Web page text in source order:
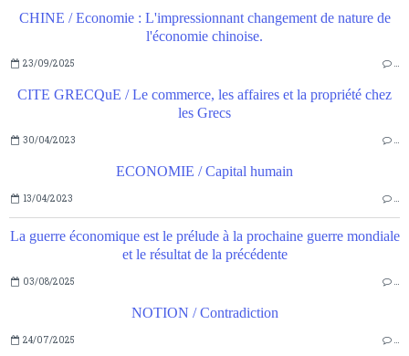
CHINE / Economie : L'impressionnant changement de nature de
l'économie chinoise.
23/09/2025 …
CITE GRECQuE / Le commerce, les affaires et la propriété chez
les Grecs
30/04/2023 …
ECONOMIE / Capital humain
13/04/2023 …
La guerre économique est le prélude à la prochaine guerre mondiale
et le résultat de la précédente
03/08/2025 …
NOTION / Contradiction
24/07/2025 …